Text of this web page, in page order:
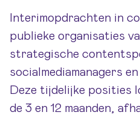
Interimopdrachten in
publieke organisaties
strategische
socialmediamanagers
Deze tijdelijke posities
de 3 en 12 maanden,